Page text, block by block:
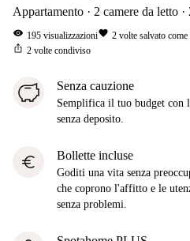
Appartamento 2 camere da letto
visibility 195 visualizzazionifavorite 2 volte salvato
ios_share 2 volte condiviso
Senza cauzione
Semplifica il tuo budget con
senza deposito.
euro Bollette incluse
Goditi una vita senza
che coprono l'affitto e le
senza problemi.